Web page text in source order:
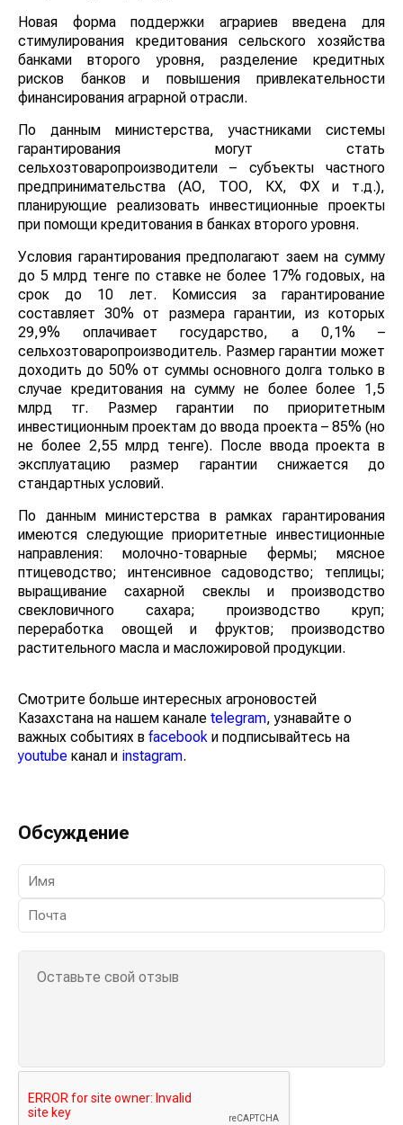
Новая форма поддержки аграриев введена для
стимулирования кредитования сельского хозяйства
банками второго уровня, разделение кредитных
рисков банков и повышения привлекательности
финансирования аграрной отрасли.
По данным министерства, участниками системы
гарантирования могут стать
сельхозтоваропроизводители – субъекты частного
предпринимательства (АО, ТОО, КХ, ФХ и т.д.),
планирующие реализовать инвестиционные проекты
при помощи кредитования в банках второго уровня.
Условия гарантирования предполагают заем на сумму
до 5 млрд тенге по ставке не более 17% годовых, на
срок до 10 лет. Комиссия за гарантирование
составляет 30% от размера гарантии, из которых
29,9% оплачивает государство, а 0,1% –
сельхозтоваропроизводитель. Размер гарантии может
доходить до 50% от суммы основного долга только в
случае кредитования на сумму не более более 1,5
млрд тг. Размер гарантии по приоритетным
инвестиционным проектам до ввода проекта – 85% (но
не более 2,55 млрд тенге). После ввода проекта в
эксплуатацию размер гарантии снижается до
стандартных условий.
По данным министерства в рамках гарантирования
имеются следующие приоритетные инвестиционные
направления: молочно-товарные фермы; мясное
птицеводство; интенсивное садоводство; теплицы;
выращивание сахарной свеклы и производство
свекловичного сахара; производство круп;
переработка овощей и фруктов; производство
растительного масла и масложировой продукции.
Смотрите больше интересных агроновостей
Казахстана на нашем канале telegram, узнавайте о
важных событиях в facebook и подписывайтесь на
youtube канал и instagram.
Обсуждение